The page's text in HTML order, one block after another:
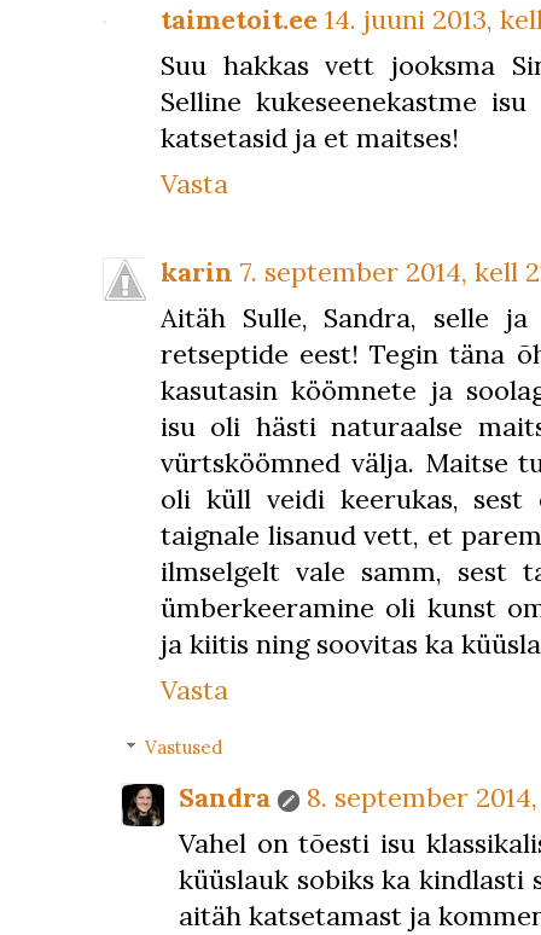
taimetoit.ee 14. juuni 2013,
Suu hakkas vett jooksma
Selline kukeseenekastme
katsetasid ja et maitses!
Vasta
karin 7. september 2014, kell
Aitäh Sulle, Sandra, selle
retseptide eest! Tegin täna
kasutasin köömnete ja
isu oli hästi naturaalse
vürtsköömned välja. Maitse
oli küll veidi keerukas, sest
taignale lisanud vett, et
ilmselgelt vale samm, sest
ümberkeeramine oli kunst
ja kiitis ning soovitas ka
Vasta
Vastused
Sandra
8. september
Vahel on tõesti isu
küüslauk sobiks ka kindlasti
aitäh katsetamast ja